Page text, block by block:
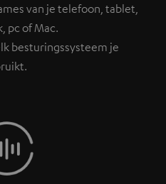
van je telefoon, tablet,
pc of Mac.
besturingssysteem je